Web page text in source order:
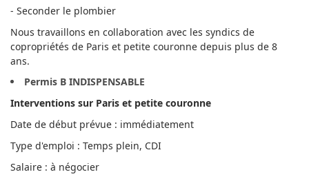
- Seconder le plombier
Nous travaillons en collaboration avec les syndics de
copropriétés de Paris et petite couronne depuis plus de 8
ans.
Permis B INDISPENSABLE
Interventions sur Paris et petite couronne
Date de début prévue : immédiatement
Type d'emploi : Temps plein, CDI
Salaire : à négocier